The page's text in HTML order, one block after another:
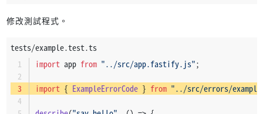
修改測試程式。
tests/example.test.ts
import app from "../src/app.fastify.js";
import { ExampleErrorCode } from "../src/errors/